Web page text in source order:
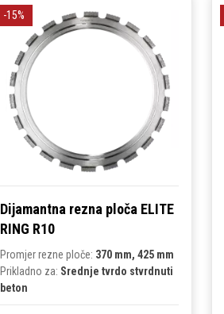
Dijamantna rezna ploča ELITE
RING R10
Promjer rezne ploče: 370 mm, 425 mm
Prikladno za: Srednje tvrdo stvrdnuti
beton
-15%